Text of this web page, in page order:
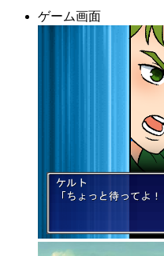
ゲーム画面